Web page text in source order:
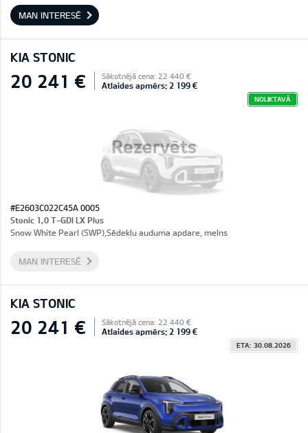
MAN INTERESĒ
KIA STONIC
Rezervēts
20 241 € Sākotnējā cena: 22 440 €
Atlaides apmērs: 2 199 €
NOLIKTAVĀ
#E2603C022C45A 0005
Stonic 1,0 T-GDI LX Plus
Snow White Pearl (SWP),Sēdekļu auduma apdare, melns
MAN INTERESĒ
KIA STONIC
20 241 € Sākotnējā cena: 22 440 €
Atlaides apmērs: 2 199 €
ETA: 30.08.2026